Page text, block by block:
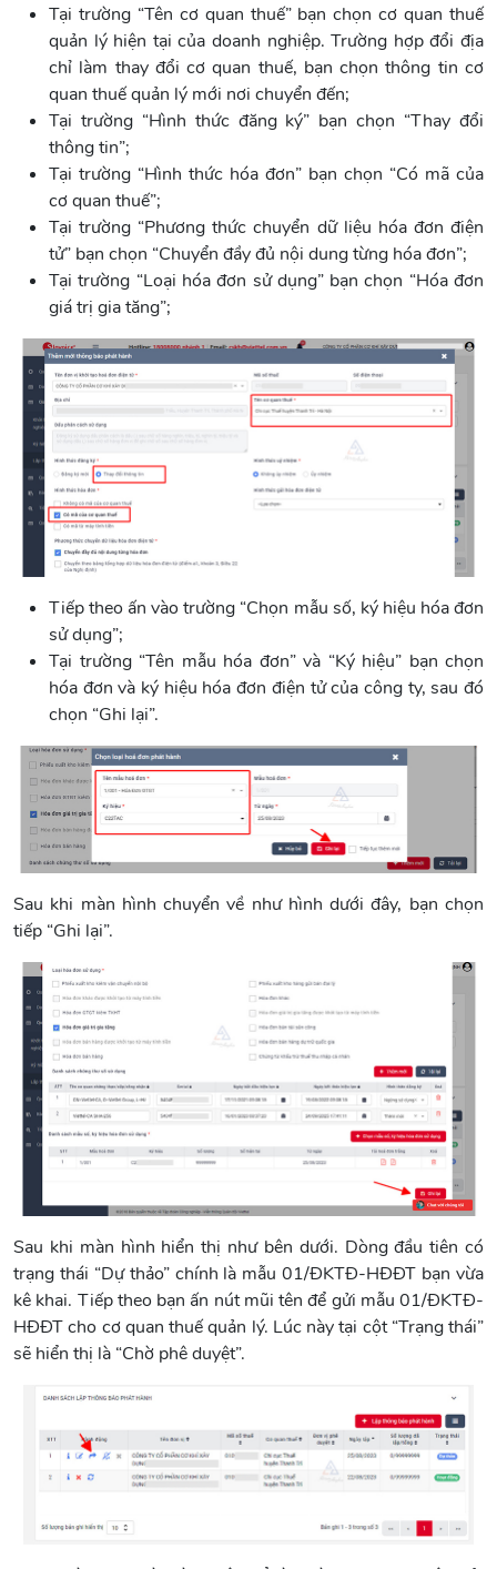
Tại trường “Tên cơ quan thuế” bạn chọn cơ quan thuế
quản lý hiện tại của doanh nghiệp. Trường hợp đổi địa
chỉ làm thay đổi cơ quan thuế, bạn chọn thông tin cơ
quan thuế quản lý mới nơi chuyển đến;
Tại trường “Hình thức đăng ký” bạn chọn “Thay đổi
thông tin”;
Tại trường “Hình thức hóa đơn” bạn chọn “Có mã của
cơ quan thuế”;
Tại trường “Phương thức chuyển dữ liệu hóa đơn điện
tử” bạn chọn “Chuyển đầy đủ nội dung từng hóa đơn”;
Tại trường “Loại hóa đơn sử dụng” bạn chọn “Hóa đơn
giá trị gia tăng”;
Tiếp theo ấn vào trường “Chọn mẫu số, ký hiệu hóa đơn
sử dụng”;
Tại trường “Tên mẫu hóa đơn” và “Ký hiệu” bạn chọn
hóa đơn và ký hiệu hóa đơn điện tử của công ty, sau đó
chọn “Ghi lại”.
Sau khi màn hình chuyển về như hình dưới đây, bạn chọn
tiếp “Ghi lại”.
Sau khi màn hình hiển thị như bên dưới. Dòng đầu tiên có
trạng thái “Dự thảo” chính là mẫu 01/ĐKTĐ-HĐĐT bạn vừa
kê khai. Tiếp theo bạn ấn nút mũi tên để gửi mẫu 01/ĐKTĐ-
HĐĐT cho cơ quan thuế quản lý. Lúc này tại cột “Trạng thái”
sẽ hiển thị là “Chờ phê duyệt”.